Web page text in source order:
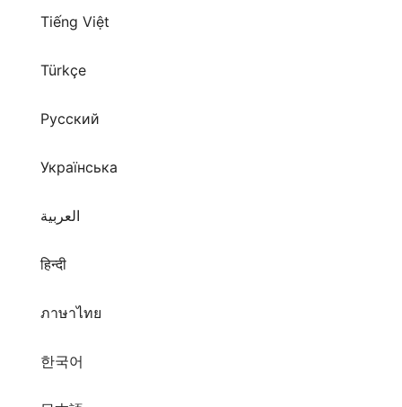
Tiếng Việt
Türkçe
Русский
Українська
العربية
हिन्दी
ภาษาไทย
한국어